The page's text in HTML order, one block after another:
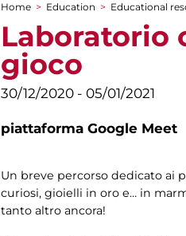
You are here
Home > Education > Educational
Laboratorio
gioco
30/12/2020 - 05/01/2021
piattaforma Google Meet
Un breve percorso dedicato ai
curiosi, gioielli in oro e… in
tanto altro ancora!